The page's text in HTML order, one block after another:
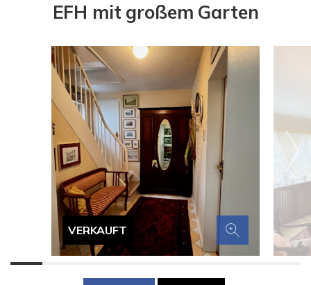
EFH mit großem Garten
VERKAUFT